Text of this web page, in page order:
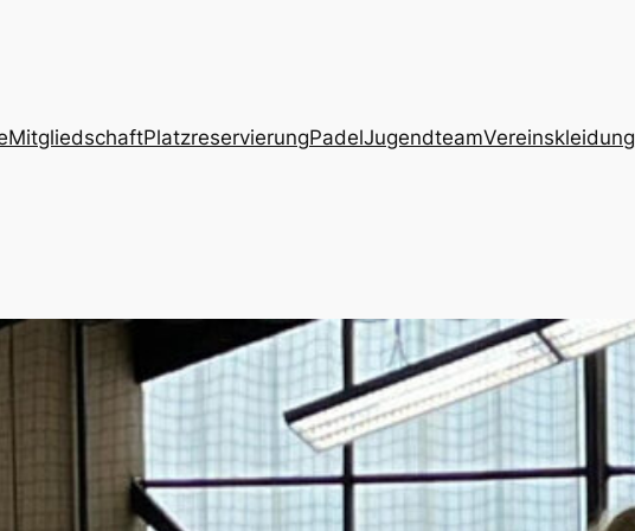
MitgliedschaftPlatzreservierungPadelJugendteamVereinskleidung